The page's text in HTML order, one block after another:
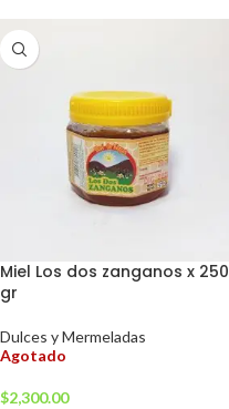
Miel Los dos zanganos x 250
gr
Dulces y Mermeladas
Agotado
$2,300.00